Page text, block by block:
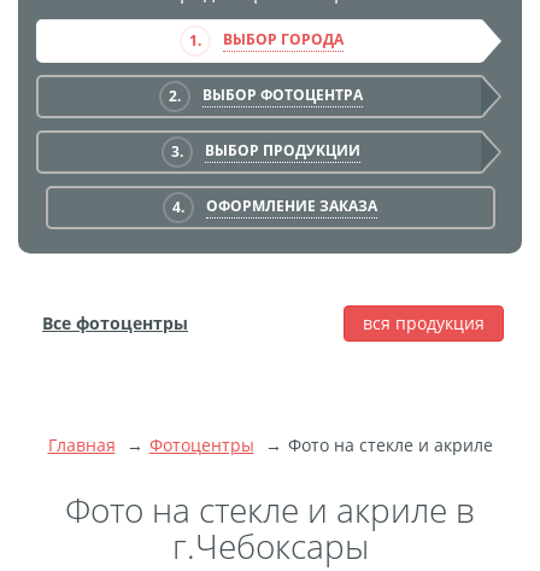
1. ВЫБОР ГОРОДА
2. ВЫБОР ФОТОЦЕНТРА
3. ВЫБОР ПРОДУКЦИИ
4. ОФОРМЛЕНИЕ ЗАКАЗА
Все фотоцентры
печать
вся продукция
Главная Фотоцентры Фото на стекле и акриле
Фото на стекле и акриле в
г.Чебоксары